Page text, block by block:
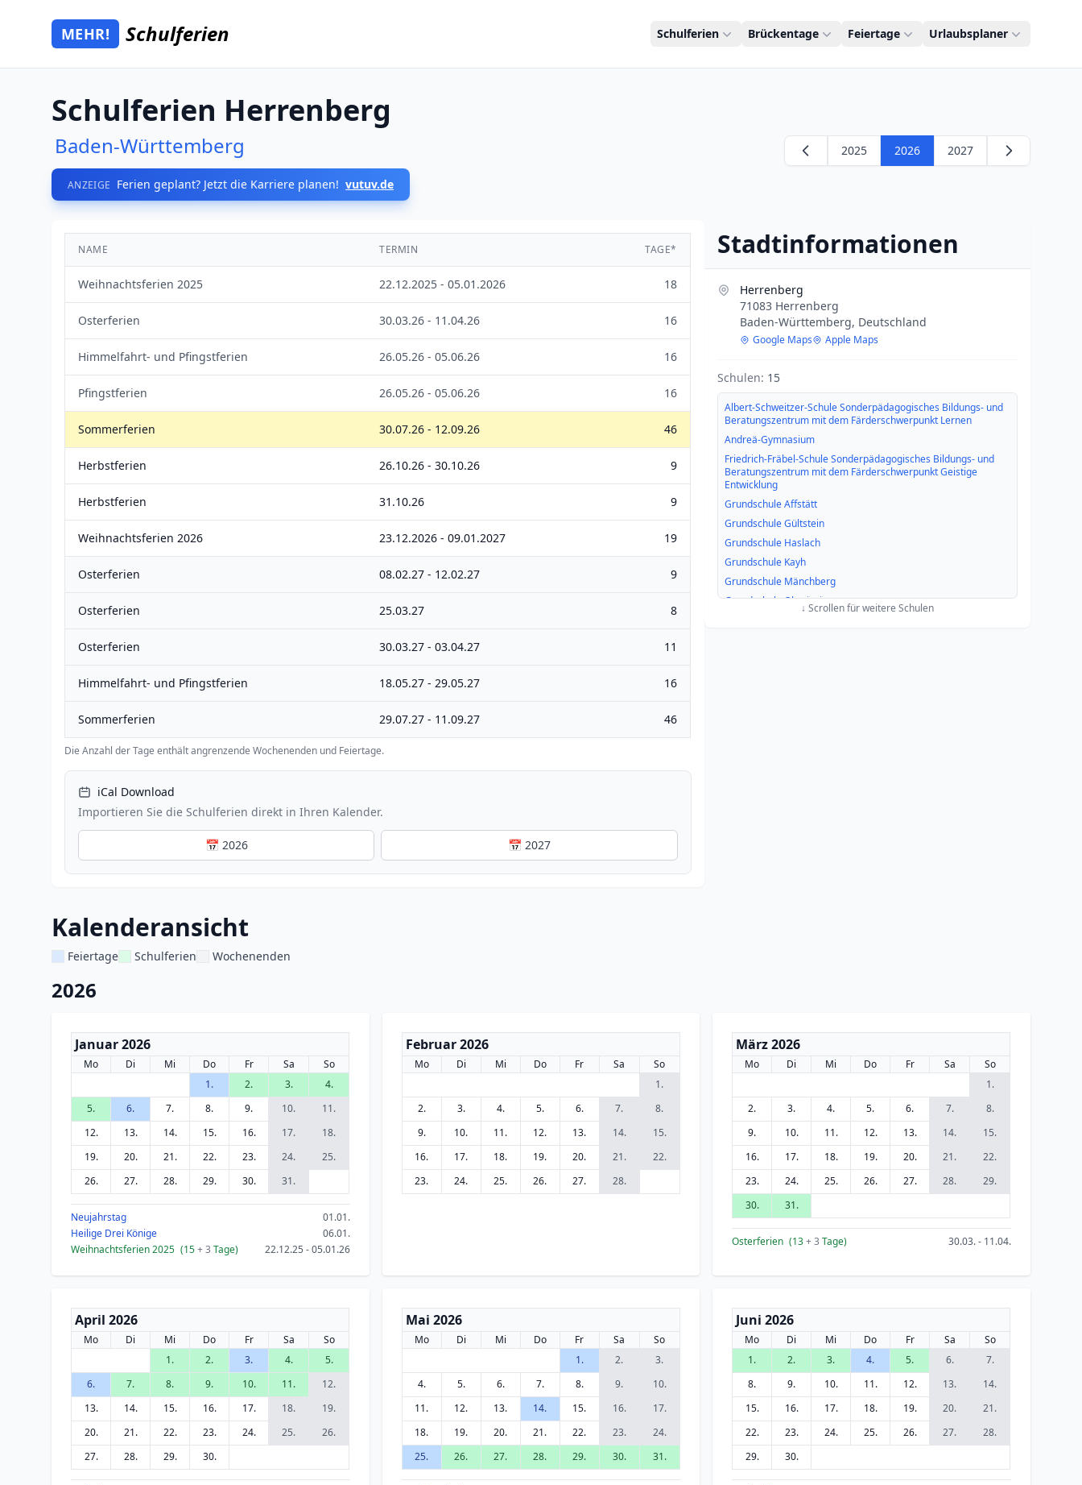
Zum Hauptinhalt springen
Mehr Schulferien
MEHR! Schulferien Schulferien Brückentage Feiertage Urlaubsplaner
Schulferien Herrenberg
Baden-Württemberg
ANZEIGE Ferien geplant? Jetzt die Karriere planen! vutuv.de
2025 2026 2027
NAME TERMIN TAGE*
Weihnachtsferien 2025 22.12.2025 - 05.01.2026 18
Osterferien 30.03.26 - 11.04.26 16
Himmelfahrt- und Pfingstferien 26.05.26 - 05.06.26 16
Pfingstferien 26.05.26 - 05.06.26 16
Sommerferien 30.07.26 - 12.09.26 46
Herbstferien 26.10.26 - 30.10.26 9
Herbstferien 31.10.26 9
Weihnachtsferien 2026 23.12.2026 - 09.01.2027 19
Osterferien 08.02.27 - 12.02.27 9
Osterferien 25.03.27 8
Osterferien 30.03.27 - 03.04.27 11
Himmelfahrt- und Pfingstferien 18.05.27 - 29.05.27 16
Sommerferien 29.07.27 - 11.09.27 46
Die Anzahl der Tage enthält angrenzende Wochenenden und Feiertage.
iCal Download
Importieren Sie die Schulferien direkt in Ihren Kalender.
📅 2026 📅 2027
Stadtinformationen
Herrenberg
71083 Herrenberg
Baden-Württemberg, Deutschland
Google Maps Apple Maps
Schulen: 15
Albert-Schweitzer-Schule Sonderpädagogisches Bildungs- und
Beratungszentrum mit dem Färderschwerpunkt Lernen
Andreä-Gymnasium
Friedrich-Fräbel-Schule Sonderpädagogisches Bildungs- und
Beratungszentrum mit dem Färderschwerpunkt Geistige
Entwicklung
Grundschule Affstätt
Grundschule Gültstein
Grundschule Haslach
Grundschule Kayh
Grundschule Mänchberg
Grundschule Oberjesingen
↓ Scrollen für weitere Schulen
Kalenderansicht
Feiertage Schulferien Wochenenden
2026
Januar 2026
Mo Di Mi Do Fr Sa
So
1.
2. 3.
4.
5.
6. 7. 8. 9. 10.
11.
12.
13. 14. 15. 16. 17.
18.
19.
20. 21. 22. 23. 24.
25.
26.
27. 28. 29. 30. 31.
Neujahrstag
01.01.
Heilige Drei Könige
06.01.
Weihnachtsferien 2025 (15+ 3 Tage) 22.12.25 - 05.01.26
Februar 2026
Mo Di Mi Do Fr Sa
So
1.
2.
3. 4. 5. 6. 7.
8.
9.
10. 11. 12. 13. 14.
15.
16.
17. 18. 19. 20. 21.
22.
23.
24. 25. 26. 27. 28.
März 2026
Mo Di Mi Do Fr Sa
So
1.
2.
3. 4. 5. 6. 7.
8.
9.
10. 11. 12. 13. 14.
15.
16.
17. 18. 19. 20. 21.
22.
23.
24. 25. 26. 27. 28.
29.
30.
31.
Osterferien (13+ 3 Tage) 30.03. - 11.04.
April 2026
Mo Di Mi Do Fr Sa
So
1.
2. 3. 4.
5.
6.
7. 8. 9. 10. 11.
12.
13.
14. 15. 16. 17. 18.
19.
20.
21. 22. 23. 24. 25.
26.
27.
28. 29. 30.
Mai 2026
Mo Di Mi Do Fr Sa
So
1.
2.
3.
4.
5. 6. 7. 8. 9.
10.
11.
12. 13. 14. 15. 16.
17.
18.
19. 20. 21. 22. 23.
24.
25.
26. 27. 28. 29. 30. 31.
Juni 2026
Mo Di Mi Do Fr Sa
So
1.
2. 3. 4. 5. 6.
7.
8.
9. 10. 11. 12. 13.
14.
15.
16. 17. 18. 19. 20.
21.
22.
23. 24. 25. 26. 27.
28.
29.
30.